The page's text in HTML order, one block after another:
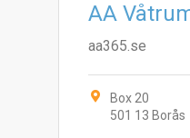
AA
aa365.se
Box 20
501 13 Borås